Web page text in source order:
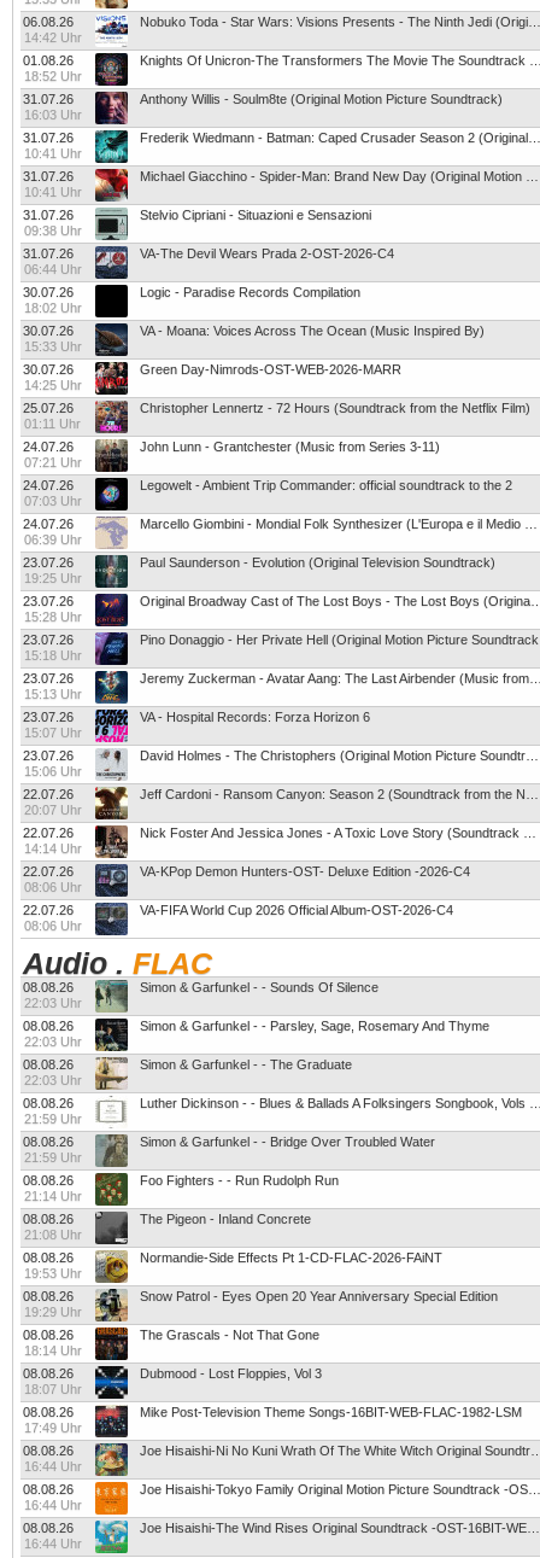
06.08.26
14:42 Uhr
01.08.26
18:52 Uhr
31.07.26
16:03 Uhr
Anthony Willis - Soulm8te (Original Motion Picture Soundtrack)
31.07.26
10:41 Uhr
31.07.26
10:41 Uhr
31.07.26
09:38 Uhr
Stelvio Cipriani - Situazioni e Sensazioni
31.07.26
06:44 Uhr
VA-The Devil Wears Prada 2-OST-2026-C4
30.07.26
18:02 Uhr
Logic - Paradise Records Compilation
30.07.26
15:33 Uhr
VA - Moana: Voices Across The Ocean (Music Inspired By)
30.07.26
14:25 Uhr
Green Day-Nimrods-OST-WEB-2026-MARR
25.07.26
01:11 Uhr
Christopher Lennertz - 72 Hours (Soundtrack from the Netflix Film)
24.07.26
07:21 Uhr
John Lunn - Grantchester (Music from Series 3-11)
24.07.26
07:03 Uhr
Legowelt - Ambient Trip Commander: official soundtrack to the 2
24.07.26
06:39 Uhr
23.07.26
19:25 Uhr
Paul Saunderson - Evolution (Original Television Soundtrack)
23.07.26
15:28 Uhr
23.07.26
15:18 Uhr
Pino Donaggio - Her Private Hell (Original Motion Picture Soundtrack
23.07.26
15:13 Uhr
23.07.26
15:07 Uhr
VA - Hospital Records: Forza Horizon 6
23.07.26
15:06 Uhr
22.07.26
20:07 Uhr
22.07.26
14:14 Uhr
22.07.26
08:06 Uhr
VA-KPop Demon Hunters-OST- Deluxe Edition -2026-C4
22.07.26
08:06 Uhr
VA-FIFA World Cup 2026 Official Album-OST-2026-C4
Audio . FLAC
08.08.26
22:03 Uhr
Simon & Garfunkel - - Sounds Of Silence
08.08.26
22:03 Uhr
Simon & Garfunkel - - Parsley, Sage, Rosemary And Thyme
08.08.26
22:03 Uhr
Simon & Garfunkel - - The Graduate
08.08.26
21:59 Uhr
08.08.26
21:59 Uhr
Simon & Garfunkel - - Bridge Over Troubled Water
08.08.26
21:14 Uhr
Foo Fighters - - Run Rudolph Run
08.08.26
21:08 Uhr
The Pigeon - Inland Concrete
08.08.26
19:53 Uhr
Normandie-Side Effects Pt 1-CD-FLAC-2026-FAiNT
08.08.26
19:29 Uhr
Snow Patrol - Eyes Open 20 Year Anniversary Special Edition
08.08.26
18:14 Uhr
The Grascals - Not That Gone
08.08.26
18:07 Uhr
Dubmood - Lost Floppies, Vol 3
08.08.26
17:49 Uhr
Mike Post-Television Theme Songs-16BIT-WEB-FLAC-1982-LSM
08.08.26
16:44 Uhr
08.08.26
16:44 Uhr
08.08.26
16:44 Uhr